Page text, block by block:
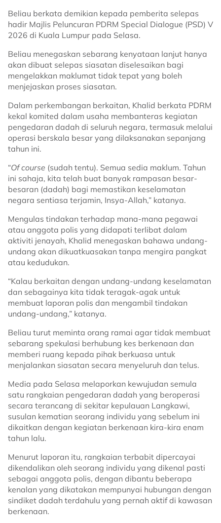
Beliau berkata demikian kepada pemberita selepas
hadir Majlis Peluncuran PDRM Special Dialogue (PSD) V
2026 di Kuala Lumpur pada Selasa.
Beliau menegaskan sebarang kenyataan lanjut hanya
akan dibuat selepas siasatan diselesaikan bagi
mengelakkan maklumat tidak tepat yang boleh
menjejaskan proses siasatan.
Dalam perkembangan berkaitan, Khalid berkata PDRM
kekal komited dalam usaha membanteras kegiatan
pengedaran dadah di seluruh negara, termasuk melalui
operasi berskala besar yang dilaksanakan sepanjang
tahun ini.
“Of course (sudah tentu). Semua sedia maklum. Tahun
ini sahaja, kita telah buat banyak rampasan besar-
besaran (dadah) bagi memastikan keselamatan
negara sentiasa terjamin, Insya-Allah,” katanya.
Mengulas tindakan terhadap mana-mana pegawai
atau anggota polis yang didapati terlibat dalam
aktiviti jenayah, Khalid menegaskan bahawa undang-
undang akan dikuatkuasakan tanpa mengira pangkat
atau kedudukan.
“Kalau berkaitan dengan undang-undang keselamatan
dan sebagainya kita tidak teragak-agak untuk
membuat laporan polis dan mengambil tindakan
undang-undang,” katanya.
Beliau turut meminta orang ramai agar tidak membuat
sebarang spekulasi berhubung kes berkenaan dan
memberi ruang kepada pihak berkuasa untuk
menjalankan siasatan secara menyeluruh dan telus.
Media pada Selasa melaporkan kewujudan semula
satu rangkaian pengedaran dadah yang beroperasi
secara terancang di sekitar kepulauan Langkawi,
susulan kematian seorang individu yang sebelum ini
dikaitkan dengan kegiatan berkenaan kira-kira enam
tahun lalu.
Menurut laporan itu, rangkaian terbabit dipercayai
dikendalikan oleh seorang individu yang dikenal pasti
sebagai anggota polis, dengan dibantu beberapa
kenalan yang dikatakan mempunyai hubungan dengan
sindiket dadah terdahulu yang pernah aktif di kawasan
berkenaan.